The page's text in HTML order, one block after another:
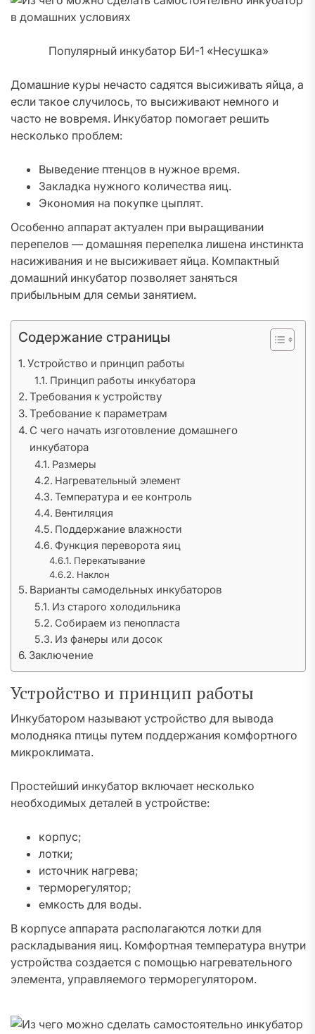
Популярный инкубатор БИ-1 «Несушка»
Домашние куры нечасто садятся высиживать яйца, а
если такое случилось, то высиживают немного и
часто не вовремя. Инкубатор помогает решить
несколько проблем:
Выведение птенцов в нужное время.
Закладка нужного количества яиц.
Экономия на покупке цыплят.
Особенно аппарат актуален при выращивании
перепелов — домашняя перепелка лишена инстинкта
насиживания и не высиживает яйца. Компактный
домашний инкубатор позволяет заняться
прибыльным для семьи занятием.
Содержание страницы
Устройство и принцип работы
Принцип работы инкубатора
Требования к устройству
Требование к параметрам
С чего начать изготовление домашнего
инкубатора
Размеры
Нагревательный элемент
Температура и ее контроль
Вентиляция
Поддержание влажности
Функция переворота яиц
Перекатывание
Наклон
Варианты самодельных инкубаторов
Из старого холодильника
Собираем из пенопласта
Из фанеры или досок
Заключение
Устройство и принцип работы
Инкубатором называют устройство для вывода
молодняка птицы путем поддержания комфортного
микроклимата.
Простейший инкубатор включает несколько
необходимых деталей в устройстве:
корпус;
лотки;
источник нагрева;
терморегулятор;
емкость для воды.
В корпусе аппарата располагаются лотки для
раскладывания яиц. Комфортная температура внутри
устройства создается с помощью нагревательного
элемента, управляемого терморегулятором.